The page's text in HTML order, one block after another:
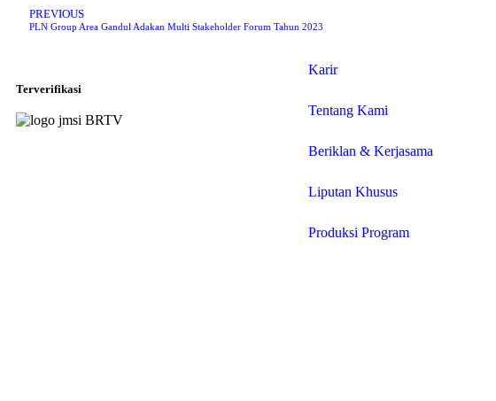
PREVIOUS
PLN Group Area Gandul Adakan Multi Stakeholder Forum Tahun 2023
Terverifikasi
Karir
Tentang Kami
Beriklan & Kerjasama
Liputan Khusus
Produksi Program